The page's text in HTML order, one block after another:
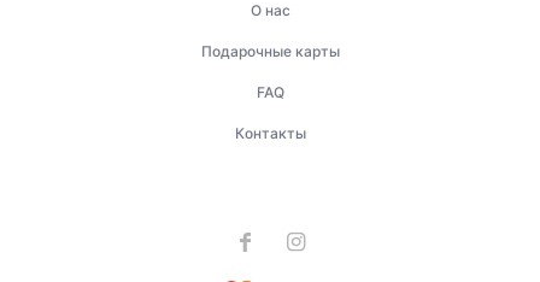
О нас
Подарочные карты
FAQ
Контакты